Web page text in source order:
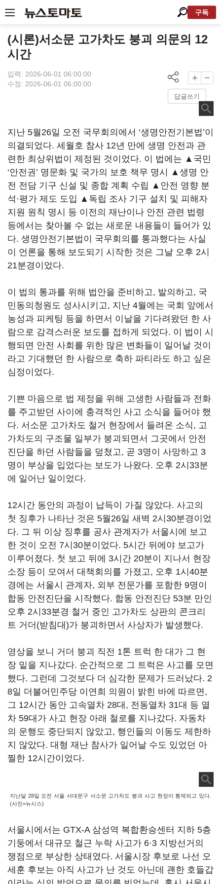
구독
(시론)서소문 고가차도 붕괴 의문의 12
시간
입력: 2026-06-01 06:00:00
수정: 2026-06-01 06:00:00
답글쓰기
지난 5월26일 오전 국무회의에서 ‘생명안전기본법’이
의결되었다. 세월호 참사 12년 만에 생명 안전과 관
련한 최상위법이 제정된 것이었다. 이 법에는 ▲국민
‘안전권’ 명문화 및 국가의 보호 책무 명시 ▲생명 안
전 전담 기구 신설 및 종합 계획 수립 ▲안전 영향 분
석·평가 제도 도입 ▲독립 조사 기구 설치 및 피해자
지원 원칙 명시 등 이전의 재난이나 안전 관련 법령
등에서는 찾아볼 수 없는 새로운 내용들이 들어가 있
다. 생명안전기본법이 국무회의를 통과했다는 사실
이 언론을 통해 보도되기 시작한 것은 그날 오후 2시
21분경이었다.
이 법의 통과를 위해 법안을 준비하고, 발의하고, 국
민동의청원도 성사시키고, 지난 4월에는 국회 앞에서
농성과 피케팅 등을 하면서 이날을 기다려왔던 한 사
람으로 감격스러운 보도를 접하게 되었다. 이 법이 시
행되면 안전 사회를 위한 많은 변화들이 일어날 것이
라고 기대했던 한 사람으로 축하 파티라도 하고 싶은
심정이었다.
기쁜 마음으로 법 제정을 위해 고생한 사람들과 전화
를 주고받던 사이에 충격적인 사고 소식을 들어야 했
다. 서소문 고가차도 철거 현장에서 들려온 소식, 고
가차도의 구조물 일부가 붕괴되면서 그곳에서 안전
진단을 하던 사람들을 덮쳤고, 곧 3명이 사망하고 3
명이 부상을 입었다는 보도가 나왔다. 오후 2시33분
에 일어난 일이었다.
12시간 동안의 과정이 납득이 가질 않았다. 사고의
첫 징후가 나타난 것은 5월26일 새벽 2시30분경이었
다. 그 뒤 이상 징후를 공사 관계자가 서울시에 보고
한 것이 오전 7시30분이었다. 5시간 뒤에야 보고가
이루어졌다. 첫 보고 뒤에 3시간 20분이 지나서 현장
소장 등이 모여서 대책회의를 가졌고, 오후 1시40분
경에는 서울시 관계자, 외부 전문가를 포함한 9명이
합동 안전진단을 시작했다. 합동 안전진단 53분 만인
오후 2시33분경 철거 중인 고가차도 상판의 콘크리
트 거더(받침대)가 붕괴하면서 사상자가 발생했다.
영상을 보니 거더 붕괴 직전 1톤 트럭 한 대가 그 현
장 밑을 지나갔다. 순간적으로 그 트럭은 사고를 모면
했다. 그런데 그것보다 더 심각한 문제가 드러났다. 2
8일 더불어민주당 이연희 의원이 밝힌 바에 따르면,
그 12시간 동안 고속열차 28대, 전동열차 31대 등 열
차 59대가 사고 현장 아래 철로를 지나갔다. 자동차
의 운행도 중단되지 않았고, 행인들의 이동도 제한하
지 않았다. 대형 재난 참사가 일어날 수도 있었던 아
찔한 12시간이었다.
지난달 28일 오전 서울 서대문구 서소문 고가차도 붕괴 사고 현장이 통제되고 있다.
(사진=뉴시스)
서울시에서는 GTX-A 삼성역 복합환승센터 지하 5층
기둥에서 대규모 철근 누락 사고가 6·3 지방선거의
쟁점으로 부상한 상태였다. 서울시장 후보로 나선 오
세훈 후보는 아직 사고가 난 것도 아닌데 괜한 호들갑